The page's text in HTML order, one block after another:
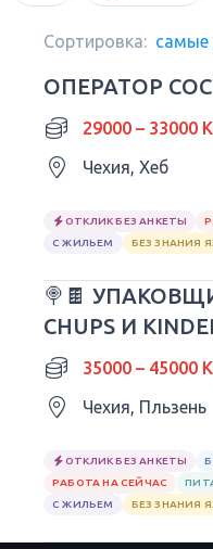
Сортировка: самые
ОПЕРАТОР
29000 – 33000
Чехия, Хеб
ОТКЛИК БЕЗ АНКЕТЫ
С ЖИЛЬЕМ
БЕЗ ЗНАНИЯ
🍭🍫
CHUPS И
ЧЕХИИ35000 – 45000
Чехия, Пльзень
ОТКЛИК БЕЗ АНКЕТЫ
РАБОТА НА СЕЙЧАС
С ЖИЛЬЕМ
БЕЗ ЗНАНИЯ